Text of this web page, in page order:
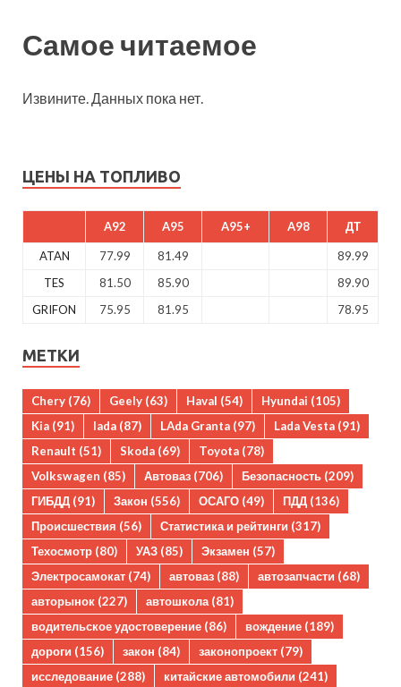
Самое читаемое
Извините. Данных пока нет.
ЦЕНЫ НА ТОПЛИВО
A92 A95 A95+ A98 ДТ
ATAN 77.99 81.49
89.99
TES
81.50 85.90
89.90
GRIFON
75.95 81.95 78.95
МЕТКИ
Chery (76) Geely (63) Haval (54) Hyundai (105)
Kia (91) lada (87) LAda Granta (97) Lada Vesta (91)
Renault (51) Skoda (69) Toyota (78)
Volkswagen (85) Автоваз (706) Безопасность (209)
ГИБДД (91) Закон (556) ОСАГО (49) ПДД (136)
Происшествия (56) Статистика и рейтинги (317)
Техосмотр (80) УАЗ (85) Экзамен (57)
Электросамокат (74) автоваз (88) автозапчасти (68)
авторынок (227) автошкола(81)
водительское удостоверение (86) вождение (189)
дороги (156) закон (84) законопроект (79)
исследование (288) китайские автомобили (241)